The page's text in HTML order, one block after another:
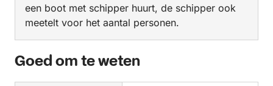
een boot met schipper huurt, de schipper ook
meetelt voor het aantal personen.
Goed om te weten